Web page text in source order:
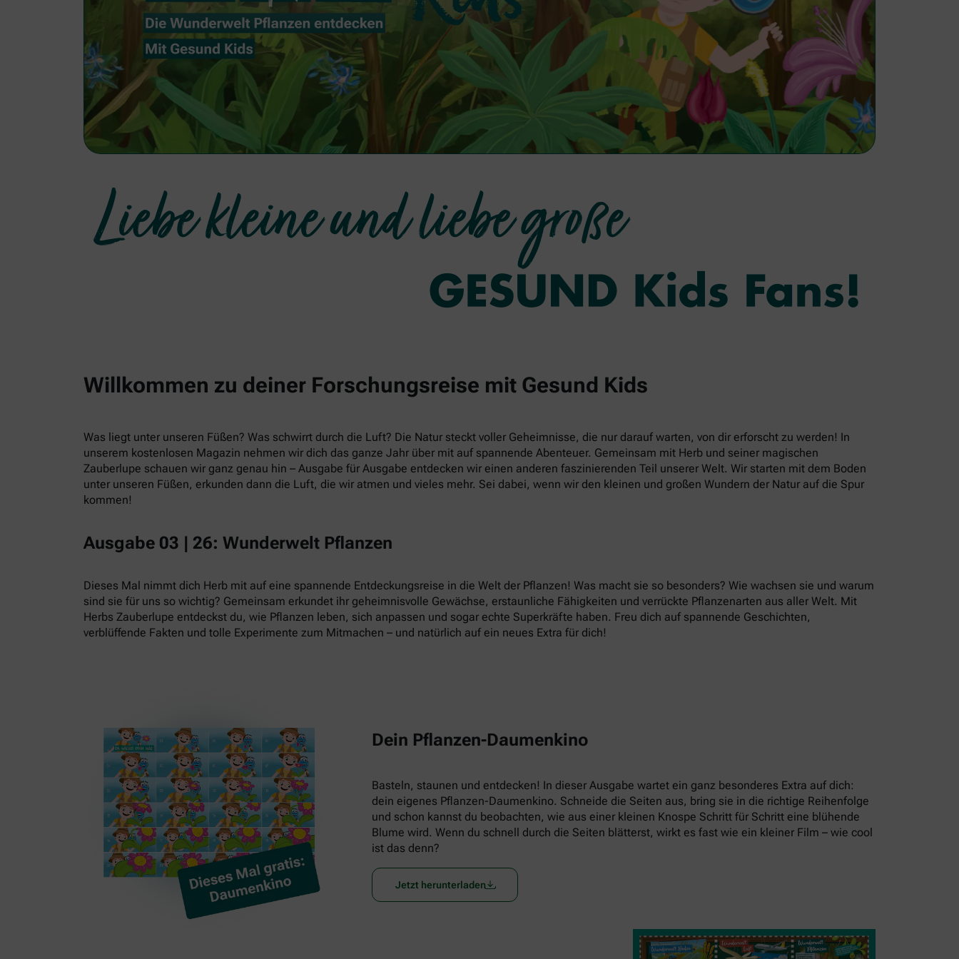
Willkommen zu deiner Forschungsreise mit Gesund Kids
Was liegt unter unseren Füßen? Was schwirrt durch die Luft? Die Natur steckt voller Geheimnisse, die nur darauf warten, von dir erforscht zu werden! In
unserem kostenlosen Magazin nehmen wir dich das ganze Jahr über mit auf spannende Abenteuer. Gemeinsam mit Herb und seiner magischen
Zauberlupe schauen wir ganz genau hin – Ausgabe für Ausgabe entdecken wir einen anderen faszinierenden Teil unserer Welt. Wir starten mit dem Boden
unter unseren Füßen, erkunden dann die Luft, die wir atmen und vieles mehr. Sei dabei, wenn wir den kleinen und großen Wundern der Natur auf die Spur
kommen!
Ausgabe 03 | 26: Wunderwelt Pflanzen
Dieses Mal nimmt dich Herb mit auf eine spannende Entdeckungsreise in die Welt der Pflanzen! Was macht sie so besonders? Wie wachsen sie und warum
sind sie für uns so wichtig? Gemeinsam erkundet ihr geheimnisvolle Gewächse, erstaunliche Fähigkeiten und verrückte Pflanzenarten aus aller Welt. Mit
Herbs Zauberlupe entdeckst du, wie Pflanzen leben, sich anpassen und sogar echte Superkräfte haben. Freu dich auf spannende Geschichten,
verblüffende Fakten und tolle Experimente zum Mitmachen – und natürlich auf ein neues Extra für dich!
Dein Pflanzen-Daumenkino
Basteln, staunen und entdecken! In dieser Ausgabe wartet ein ganz besonderes Extra auf dich:
dein eigenes Pflanzen-Daumenkino. Schneide die Seiten aus, bring sie in die richtige Reihenfolge
und schon kannst du beobachten, wie aus einer kleinen Knospe Schritt für Schritt eine blühende
Blume wird. Wenn du schnell durch die Seiten blätterst, wirkt es fast wie ein kleiner Film – wie cool
ist das denn?
Jetzt herunterladen